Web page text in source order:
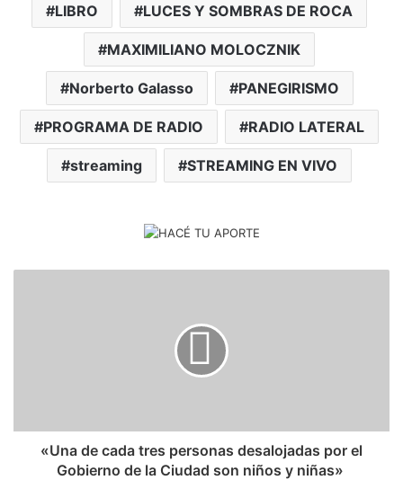
LIBRO LUCES Y SOMBRAS DE ROCA
MAXIMILIANO MOLOCZNIK
Norberto Galasso PANEGIRISMO
PROGRAMA DE RADIO RADIO LATERAL
streaming STREAMING EN VIVO
​«Una de cada tres personas desalojadas por el
Gobierno de la Ciudad son niños y niñas»